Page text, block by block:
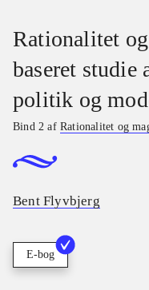
Rationalitet
baseret
politik og
Bind 2 afRationalitet og
Bent Flyvbjerg
E-bog